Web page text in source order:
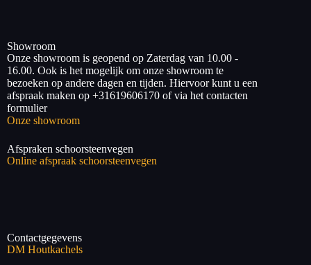
Showroom
Onze showroom is geopend op Zaterdag van 10.00 -
16.00. Ook is het mogelijk om onze showroom te
bezoeken op andere dagen en tijden. Hiervoor kunt u een
afspraak maken op +31619606170 of via het contacten
formulier
Onze showroom
Afspraken schoorsteenvegen
Online afspraak schoorsteenvegen
Contactgegevens
DM Houtkachels